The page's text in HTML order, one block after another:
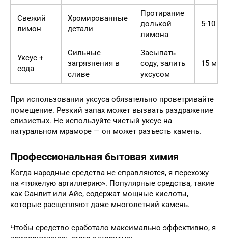
Свежий
лимон
Хромированные
детали
Протирание
долькой
лимона
5-10
Уксус +
сода
Сильные
загрязнения в
сливе
Засыпать
соду, залить
уксусом
15
При использовании уксуса обязательно проветривайте
помещение. Резкий запах может вызвать раздражение
слизистых. Не используйте чистый уксус на
натуральном мраморе — он может разъесть камень.
Профессиональная бытовая химия
Когда народные средства не справляются, я перехожу
на «тяжелую артиллерию». Популярные средства, такие
как Санлит или Айс, содержат мощные кислоты,
которые расщепляют даже многолетний камень.
Чтобы средство сработало максимально эффективно, я